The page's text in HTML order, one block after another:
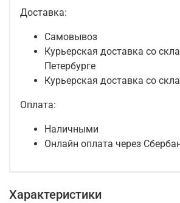
Доставка:
Самовывоз
Курьерская доставка со
Петербурге
Курьерская доставка со
Оплата:
Наличными
Онлайн оплата через
Характеристики